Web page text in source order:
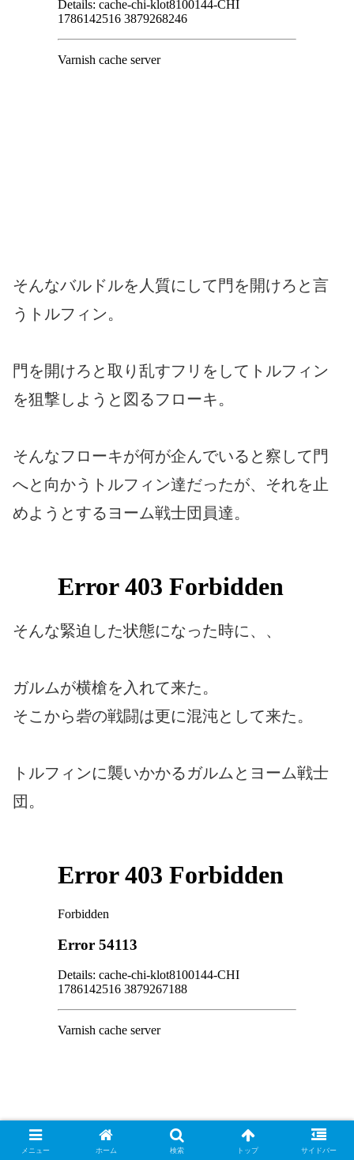
そんなバルドルを人質にして門を開けろと言
うトルフィン。
門を開けろと取り乱すフリをしてトルフィン
を狙撃しようと図るフローキ。
そんなフローキが何が企んでいると察して門
へと向かうトルフィン達だったが、それを止
めようとするヨーム戦士団員達。
そんな緊迫した状態になった時に、、
ガルムが横槍を入れて来た。
そこから砦の戦闘は更に混沌として来た。
トルフィンに襲いかかるガルムとヨーム戦士
団。
トルフィンが離れてバルドルを確保しようと
メニュー ホーム 検索 トップ サイドバー